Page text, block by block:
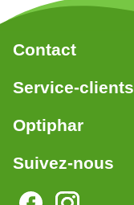
Contact
Service-clients
Optiphar
Suivez-nous